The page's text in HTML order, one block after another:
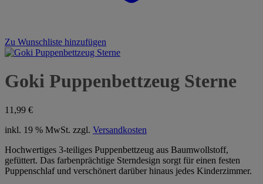
Zu Wunschliste hinzufügen
Goki Puppenbettzeug Sterne
11,99 €
inkl. 19 % MwSt. zzgl. Versandkosten
Hochwertiges 3-teiliges Puppenbettzeug aus Baumwollstoff,
gefüttert. Das farbenprächtige Sterndesign sorgt für einen festen
Puppenschlaf und verschönert darüber hinaus jedes Kinderzimmer.